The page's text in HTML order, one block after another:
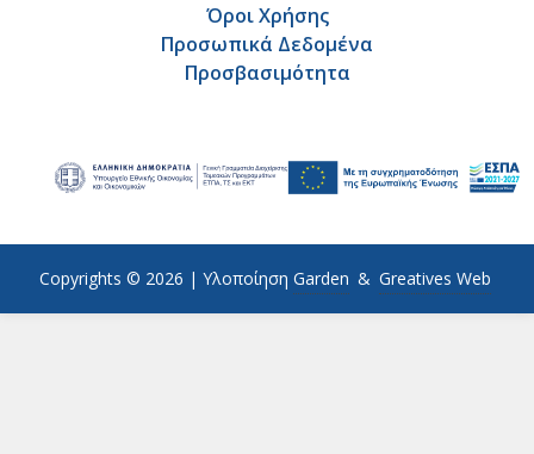
Όροι Χρήσης
Προσωπικά Δεδομένα
Προσβασιμότητα
Copyrights © 2026 | Υλοποίηση Garden & Greatives Web